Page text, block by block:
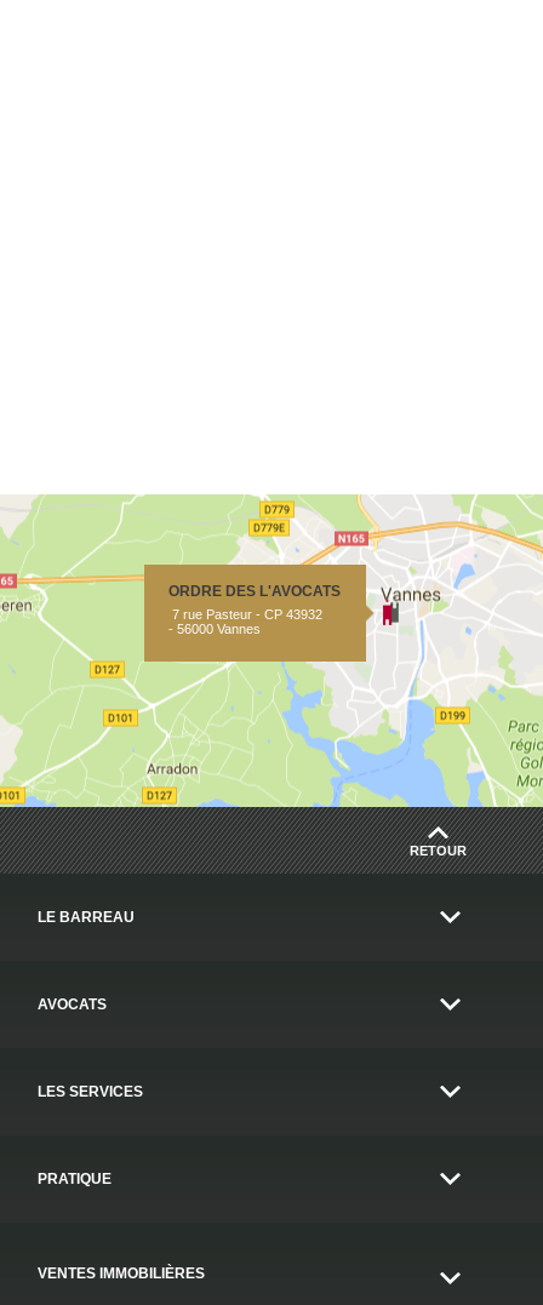
ORDRE DES L'AVOCATS
7 rue Pasteur - CP 43932
- 56000 Vannes
RETOUR
LE BARREAU
AVOCATS
LES SERVICES
PRATIQUE
VENTES IMMOBILIÈRES